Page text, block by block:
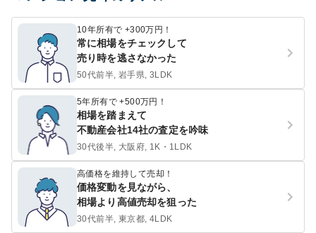
10年所有で +300万円！
常に相場をチェックして
売り時を逃さなかった
50代前半, 岩手県, 3LDK
5年所有で +500万円！
相場を踏まえて
不動産会社14社の査定を吟味
30代後半, 大阪府, 1K・1LDK
高価格を維持して売却！
価格変動を見ながら、
相場より高値売却を狙った
30代前半, 東京都, 4LDK